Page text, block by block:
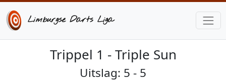
Limburgse Darts Liga
Trippel 1 - Triple Sun
Uitslag: 5 - 5